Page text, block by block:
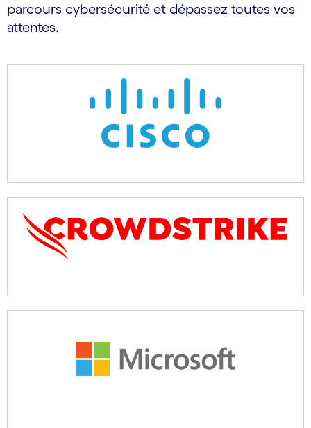
parcours cybersécurité et dépassez toutes vos
attentes.